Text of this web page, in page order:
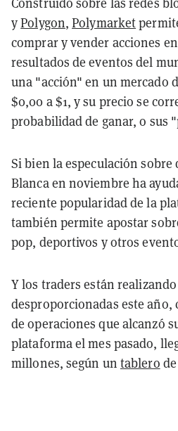
yPolygon,Polymarket
comprar y vender acciones
resultados de eventos del
una "acción" en un mercado
$0,00 a $1, y su precio se
probabilidad de ganar, o sus
Si bien la especulación sobre
Blanca en noviembre ha
reciente popularidad de la
también permite apostar
pop, deportivos y otros
Y los traders están
desproporcionadas este
de operaciones que alcanzó
plataforma el mes pasado,
millones, según un tablero